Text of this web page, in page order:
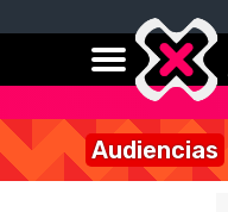
Audiencias